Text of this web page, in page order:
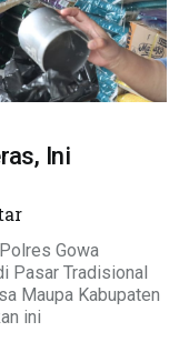
Ini
Gowa
Pasar Tradisional
Maupa Kabupaten
ini